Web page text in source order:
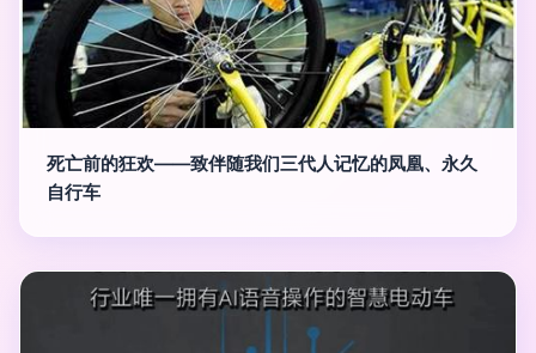
死亡前的狂欢——致伴随我们三代人记忆的凤凰、永久
自行车